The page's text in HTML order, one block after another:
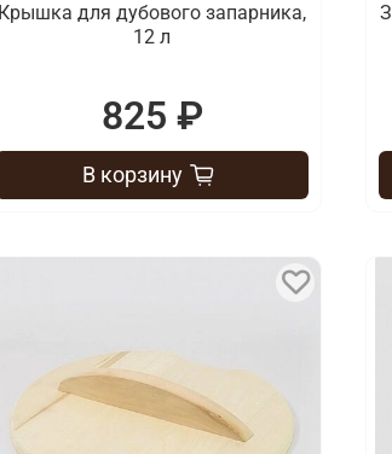
Крышка для дубового запарника,
12 л
825 ₽
В корзину